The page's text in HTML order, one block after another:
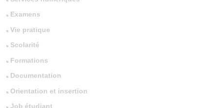
Examens
Vie pratique
Scolarité
Formations
Documentation
Orientation et insertion
Job étudiant